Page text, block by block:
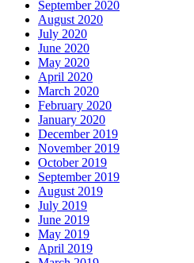
September 2020
August 2020
July 2020
June 2020
May 2020
April 2020
March 2020
February 2020
January 2020
December 2019
November 2019
October 2019
September 2019
August 2019
July 2019
June 2019
May 2019
April 2019